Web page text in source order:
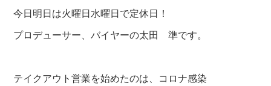
今日明日は火曜日水曜日で定休日！
プロデューサー、バイヤーの太田 準です。
テイクアウト営業を始めたのは、コロナ感染